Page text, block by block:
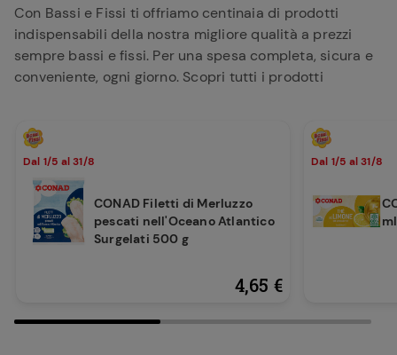
Con Bassi e Fissi ti offriamo centinaia di prodotti
indispensabili della nostra migliore qualità a prezzi
sempre bassi e fissi. Per una spesa completa, sicura e
conveniente, ogni giorno. Scopri tutti i prodotti
Dal 1/5 al 31/8
CONAD Filetti di Merluzzo
pescati nell'Oceano Atlantico
Surgelati 500 g
4,65 €
Dal 1/5 al 31/8
ml